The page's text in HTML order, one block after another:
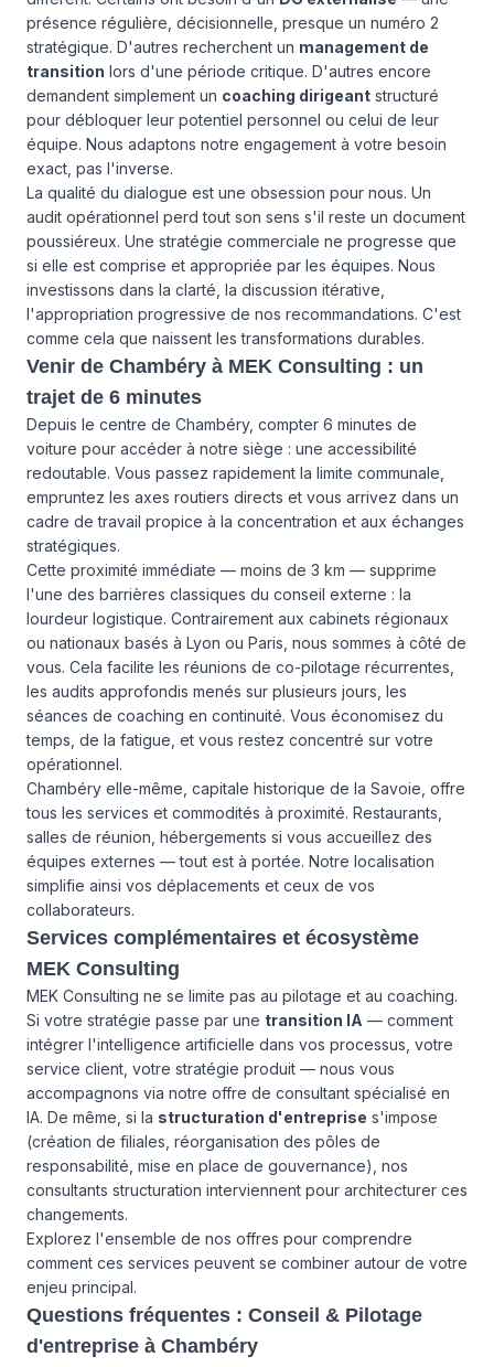
présence régulière, décisionnelle, presque un numéro 2
stratégique. D'autres recherchent un management de
transition lors d'une période critique. D'autres encore
demandent simplement un coaching dirigeant structuré
pour débloquer leur potentiel personnel ou celui de leur
équipe. Nous adaptons notre engagement à votre besoin
exact, pas l'inverse.
La qualité du dialogue est une obsession pour nous. Un
audit opérationnel perd tout son sens s'il reste un document
poussiéreux. Une stratégie commerciale ne progresse que
si elle est comprise et appropriée par les équipes. Nous
investissons dans la clarté, la discussion itérative,
l'appropriation progressive de nos recommandations. C'est
comme cela que naissent les transformations durables.
Venir de Chambéry à MEK Consulting : un
trajet de 6 minutes
Depuis le centre de Chambéry, compter 6 minutes de
voiture pour accéder à notre siège : une accessibilité
redoutable. Vous passez rapidement la limite communale,
empruntez les axes routiers directs et vous arrivez dans un
cadre de travail propice à la concentration et aux échanges
stratégiques.
Cette proximité immédiate — moins de 3 km — supprime
l'une des barrières classiques du conseil externe : la
lourdeur logistique. Contrairement aux cabinets régionaux
ou nationaux basés à Lyon ou Paris, nous sommes à côté de
vous. Cela facilite les réunions de co-pilotage récurrentes,
les audits approfondis menés sur plusieurs jours, les
séances de coaching en continuité. Vous économisez du
temps, de la fatigue, et vous restez concentré sur votre
opérationnel.
Chambéry elle-même, capitale historique de la Savoie, offre
tous les services et commodités à proximité. Restaurants,
salles de réunion, hébergements si vous accueillez des
équipes externes — tout est à portée. Notre localisation
simplifie ainsi vos déplacements et ceux de vos
collaborateurs.
Services complémentaires et écosystème
MEK Consulting
MEK Consulting ne se limite pas au pilotage et au coaching.
Si votre stratégie passe par une transition IA — comment
intégrer l'intelligence artificielle dans vos processus, votre
service client, votre stratégie produit — nous vous
accompagnons via notre offre de consultant spécialisé en
IA. De même, si la structuration d'entreprise s'impose
(création de filiales, réorganisation des pôles de
responsabilité, mise en place de gouvernance), nos
consultants structuration interviennent pour architecturer ces
changements.
Explorez l'ensemble de nos offres pour comprendre
comment ces services peuvent se combiner autour de votre
enjeu principal.
Questions fréquentes : Conseil & Pilotage
d'entreprise à Chambéry